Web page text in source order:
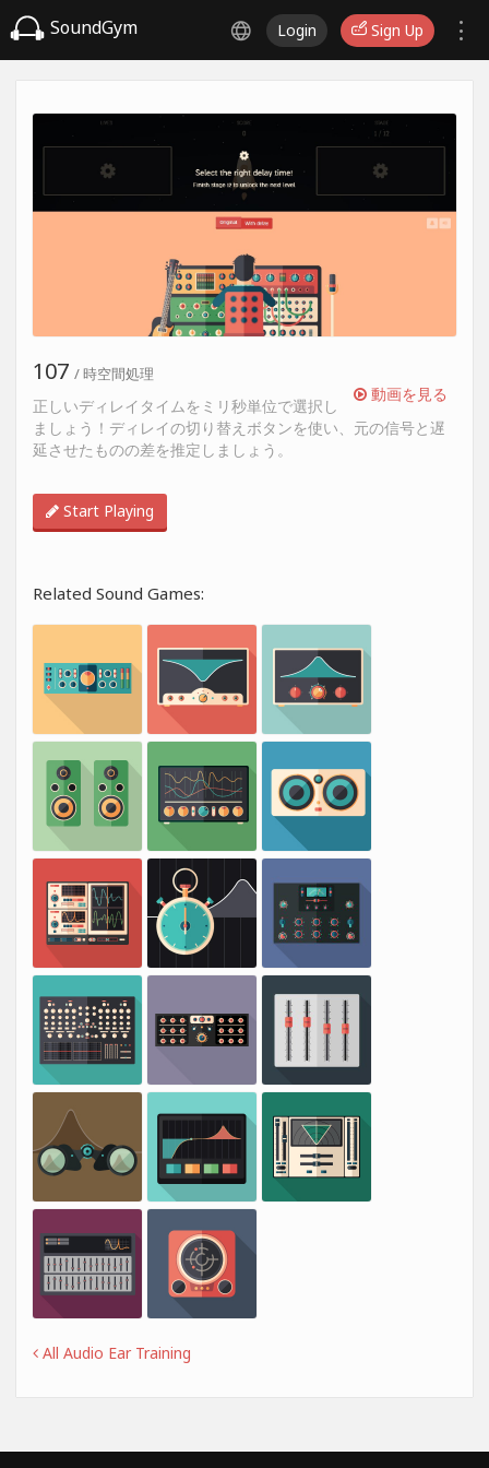
SoundGym Login Sign Up
動画を見る
107 / 時空間処理
正しいディレイタイムをミリ秒単位で選択し
ましょう！ディレイの切り替えボタンを使い、元の信号と遅
延させたものの差を推定しましょう。
Start Playing
Related Sound Games:
All Audio Ear Training